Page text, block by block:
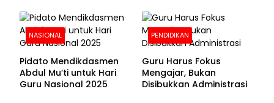
NASIONAL
Pidato Mendikdasmen
Abdul Mu’ti untuk Hari
Guru Nasional 2025
PENDIDIKAN
Guru Harus Fokus
Mengajar, Bukan
Disibukkan Administrasi